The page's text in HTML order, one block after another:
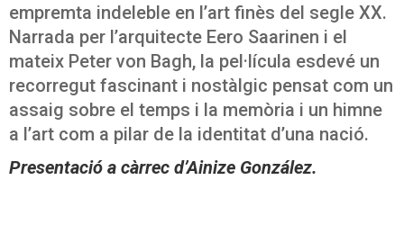
empremta indeleble en l’art finès del segle XX.
Narrada per l’arquitecte Eero Saarinen i el
mateix Peter von Bagh, la pel·lícula esdevé un
recorregut fascinant i nostàlgic pensat com un
assaig sobre el temps i la memòria i un himne
a l’art com a pilar de la identitat d’una nació.
Presentació a càrrec d’Ainize González.